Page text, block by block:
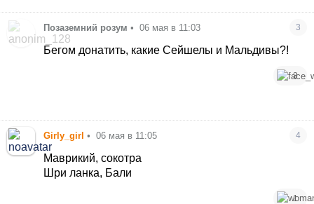
Позаземний розум • 06 мая в 11:03 3
Бегом донатить, какие Сейшелы и Мальдивы?!
3
Girly_girl • 06 мая в 11:05 4
Маврикий, сокотра
Шри ланка, Бали
1